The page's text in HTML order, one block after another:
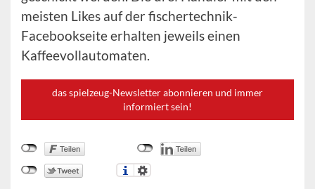
meisten Likes auf der fischertechnik-
Facebookseite erhalten jeweils einen
Kaffeevollautomaten.
das spielzeug-Newsletter abonnieren und immer
informiert sein!